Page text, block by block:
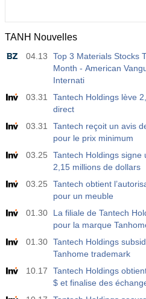
TANH Nouvelles
04.13
Top 3 Materials Stocks
Month - American
Internati
03.31
Tantech Holdings lève
direct
03.31
Tantech reçoit un avis
pour le prix minimum
03.25
Tantech Holdings
2,15 millions de dollars
03.25
Tantech obtient
pour un meuble
01.30
La filiale de Tantech
pour la marque
01.30 Tantech Holdings
Tanhome trademark
10.17
Tantech Holdings
$ et finalise des